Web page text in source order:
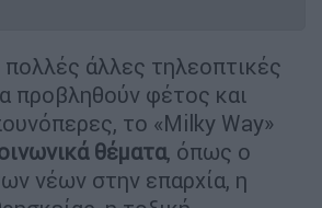
πολλές άλλες τηλεοπτικές
προβληθούν φέτος και
το «Milky Way»
θέματα, όπως ο
νέων στην επαρχία, η